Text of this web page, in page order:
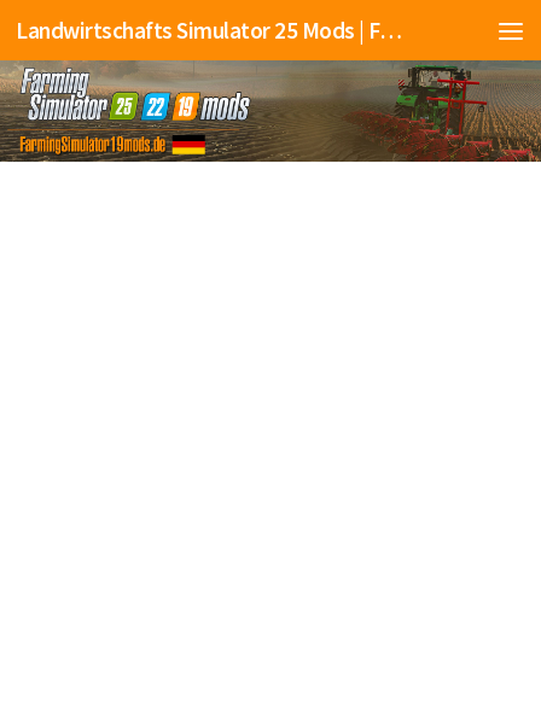
Landwirtschafts Simulator 25 Mods | Farming Simulator 25 Mods | FS25 Mods